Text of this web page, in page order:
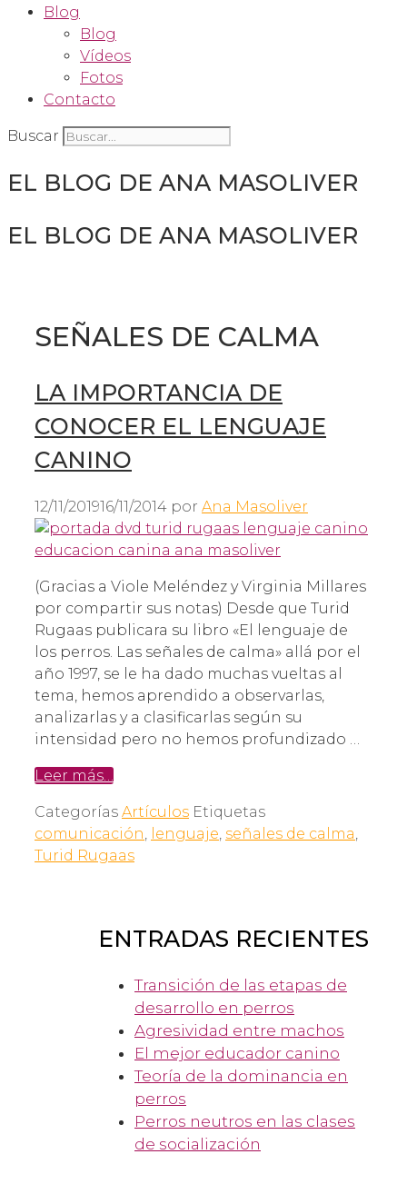
Blog
Blog
Vídeos
Fotos
Contacto
Buscar
EL BLOG DE ANA MASOLIVER
EL BLOG DE ANA MASOLIVER
SEÑALES DE CALMA
LA IMPORTANCIA DE
CONOCER EL LENGUAJE
CANINO
12/11/201916/11/2014 por Ana Masoliver
(Gracias a Viole Meléndez y Virginia Millares
por compartir sus notas) Desde que Turid
Rugaas publicara su libro «El lenguaje de
los perros. Las señales de calma» allá por el
año 1997, se le ha dado muchas vueltas al
tema, hemos aprendido a observarlas,
analizarlas y a clasificarlas según su
intensidad pero no hemos profundizado …
Leer más…
Categorías Artículos Etiquetas
comunicación, lenguaje, señales de calma,
Turid Rugaas
ENTRADAS RECIENTES
Transición de las etapas de
desarrollo en perros
Agresividad entre machos
El mejor educador canino
Teoría de la dominancia en
perros
Perros neutros en las clases
de socialización